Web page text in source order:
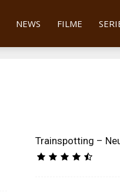
NEWS FILME
Trainspotting –